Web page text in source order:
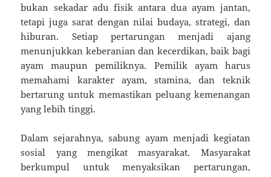
bukan sekadar adu fisik antara dua ayam jantan,
tetapi juga sarat dengan nilai budaya, strategi, dan
hiburan. Setiap pertarungan menjadi ajang
menunjukkan keberanian dan kecerdikan, baik bagi
ayam maupun pemiliknya. Pemilik ayam harus
memahami karakter ayam, stamina, dan teknik
bertarung untuk memastikan peluang kemenangan
yang lebih tinggi.
Dalam sejarahnya, sabung ayam menjadi kegiatan
sosial yang mengikat masyarakat. Masyarakat
berkumpul untuk menyaksikan pertarungan,